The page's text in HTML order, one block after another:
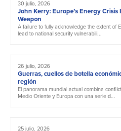
30 julio, 2026
John Kerry: Europe’s Energy
Weapon
A failure to fully acknowledge the extent of
lead to national security vulnerabili...
26 julio, 2026
Guerras, cuellos de botella
región
El panorama mundial actual combina
Medio Oriente y Europa con una serie d...
25 julio, 2026